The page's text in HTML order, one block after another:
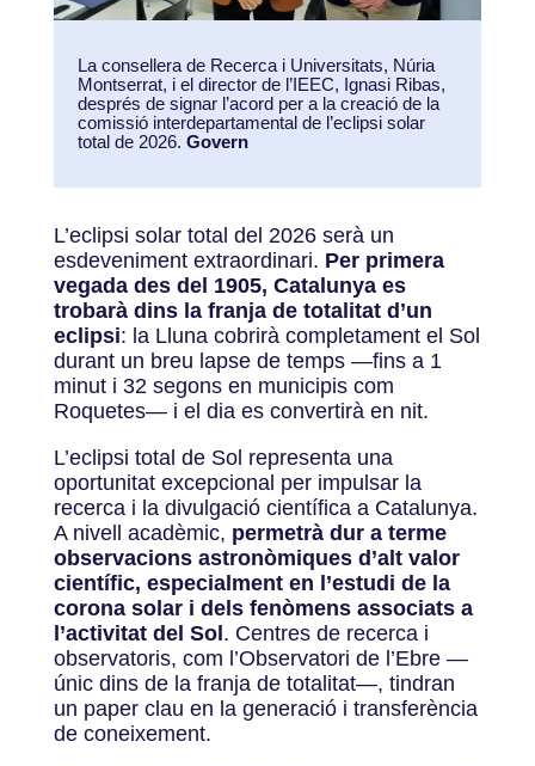
La consellera de Recerca i Universitats, Núria
Montserrat, i el director de l’IEEC, Ignasi Ribas,
després de signar l’acord per a la creació de la
comissió interdepartamental de l’eclipsi solar
total de 2026. Govern
L’eclipsi solar total del 2026 serà un
esdeveniment extraordinari. Per primera
vegada des del 1905, Catalunya es
trobarà dins la franja de totalitat d’un
eclipsi: la Lluna cobrirà completament el Sol
durant un breu lapse de temps —fins a 1
minut i 32 segons en municipis com
Roquetes— i el dia es convertirà en nit.
L’eclipsi total de Sol representa una
oportunitat excepcional per impulsar la
recerca i la divulgació científica a Catalunya.
A nivell acadèmic, permetrà dur a terme
observacions astronòmiques d’alt valor
científic, especialment en l’estudi de la
corona solar i dels fenòmens associats a
l’activitat del Sol. Centres de recerca i
observatoris, com l’Observatori de l’Ebre —
únic dins de la franja de totalitat—, tindran
un paper clau en la generació i transferència
de coneixement.